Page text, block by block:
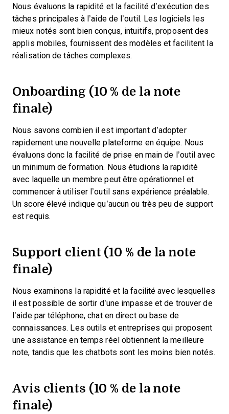
Nous évaluons la rapidité et la facilité d’exécution des
tâches principales à l’aide de l’outil. Les logiciels les
mieux notés sont bien conçus, intuitifs, proposent des
applis mobiles, fournissent des modèles et facilitent la
réalisation de tâches complexes.
Onboarding (10 % de la note
finale)
Nous savons combien il est important d’adopter
rapidement une nouvelle plateforme en équipe. Nous
évaluons donc la facilité de prise en main de l’outil avec
un minimum de formation. Nous étudions la rapidité
avec laquelle un membre peut être opérationnel et
commencer à utiliser l’outil sans expérience préalable.
Un score élevé indique qu’aucun ou très peu de support
est requis.
Support client (10 % de la note
finale)
Nous examinons la rapidité et la facilité avec lesquelles
il est possible de sortir d’une impasse et de trouver de
l’aide par téléphone, chat en direct ou base de
connaissances. Les outils et entreprises qui proposent
une assistance en temps réel obtiennent la meilleure
note, tandis que les chatbots sont les moins bien notés.
Avis clients (10 % de la note
finale)